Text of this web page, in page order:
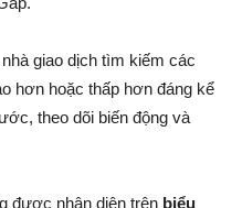
nhà giao dịch tìm kiếm các
hơn hoặc thấp hơn đáng kể
theo dõi biến động và
được nhận diện trên biểu